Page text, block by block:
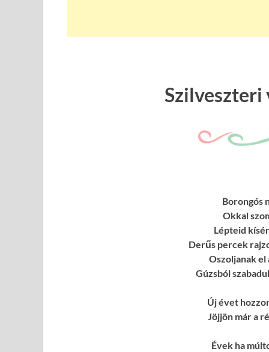
Szilveszteri
Borongós
Okkal
Lépteid
Derűs percek
Oszoljanak
Gúzsból
Új évet
Jöjjön már a
Évek ha